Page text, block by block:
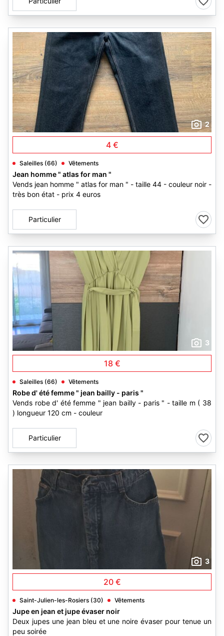
2
4 €
Saleilles (66) Vêtements
Jean homme " atlas for man "
Vends jean homme " atlas for man " - taille 44 - couleur noir -
très bon état - prix 4 euros
Particulier
3
18 €
Saleilles (66) Vêtements
Robe d' été femme " jean bailly - paris "
Vends robe d' été femme " jean bailly - paris " - taille m ( 38
) longueur 120 cm - couleur
Particulier
3
20 €
Saint-Julien-les-Rosiers (30) Vêtements
Jupe en jean et jupe évaser noir
Deux jupes une jean bleu et une noire évaser pour tenue un
peu soirée